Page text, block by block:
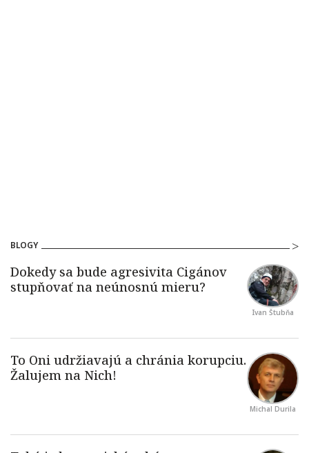
BLOGY
Ivan Štubňa
Michal Durila